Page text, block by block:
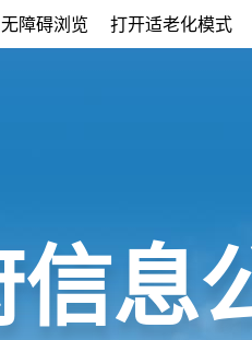
无障碍浏览 打开适老化模式
信息